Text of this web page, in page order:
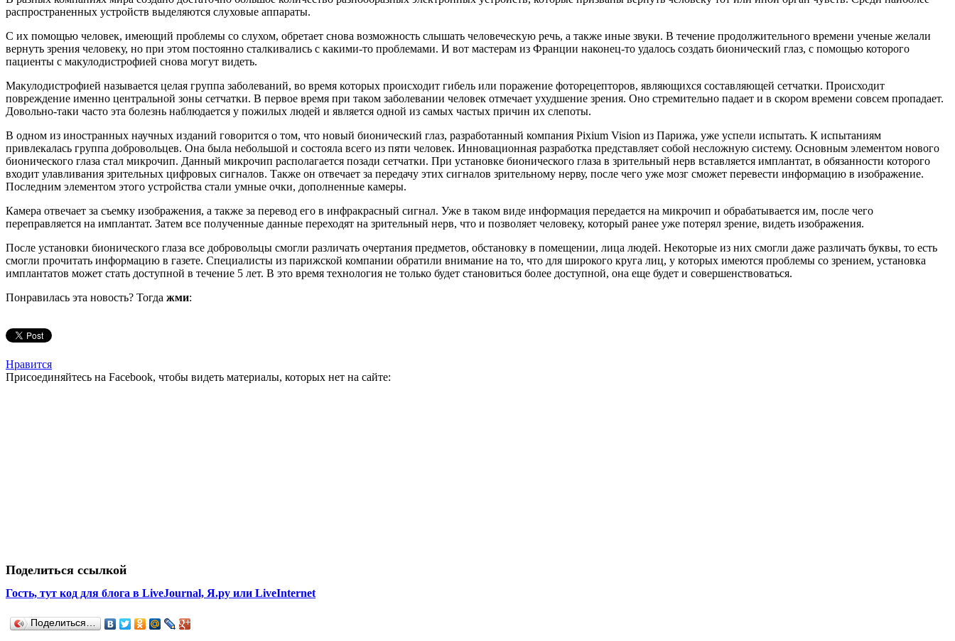
распространенных устройств выделяются слуховые аппараты.
С их помощью человек, имеющий проблемы со слухом, обретает снова возможность слышать человеческую речь, а также иные звуки. В течение продолжительного времени ученые желали
вернуть зрения человеку, но при этом постоянно сталкивались с какими-то проблемами. И вот мастерам из Франции наконец-то удалось создать бионический глаз, с помощью которого
пациенты с макулодистрофией снова могут видеть.
Макулодистрофией называется целая группа заболеваний, во время которых происходит гибель или поражение фоторецепторов, являющихся составляющей сетчатки. Происходит
повреждение именно центральной зоны сетчатки. В первое время при таком заболевании человек отмечает ухудшение зрения. Оно стремительно падает и в скором времени совсем пропадает.
Довольно-таки часто эта болезнь наблюдается у пожилых людей и является одной из самых частых причин их слепоты.
В одном из иностранных научных изданий говорится о том, что новый бионический глаз, разработанный компания Pixium Vision из Парижа, уже успели испытать. К испытаниям
привлекалась группа добровольцев. Она была небольшой и состояла всего из пяти человек. Инновационная разработка представляет собой несложную систему. Основным элементом нового
бионического глаза стал микрочип. Данный микрочип располагается позади сетчатки. При установке бионического глаза в зрительный нерв вставляется имплантат, в обязанности которого
входит улавливания зрительных цифровых сигналов. Также он отвечает за передачу этих сигналов зрительному нерву, после чего уже мозг сможет перевести информацию в изображение.
Последним элементом этого устройства стали умные очки, дополненные камеры.
Камера отвечает за съемку изображения, а также за перевод его в инфракрасный сигнал. Уже в таком виде информация передается на микрочип и обрабатывается им, после чего
переправляется на имплантат. Затем все полученные данные переходят на зрительный нерв, что и позволяет человеку, который ранее уже потерял зрение, видеть изображения.
После установки бионического глаза все добровольцы смогли различать очертания предметов, обстановку в помещении, лица людей. Некоторые из них смогли даже различать буквы, то есть
смогли прочитать информацию в газете. Специалисты из парижской компании обратили внимание на то, что для широкого круга лиц, у которых имеются проблемы со зрением, установка
имплантатов может стать доступной в течение 5 лет. В это время технология не только будет становиться более доступной, она еще будет и совершенствоваться.
Понравилась эта новость? Тогда жми:
Нравится
Присоединяйтесь на Facebook, чтобы видеть материалы, которых нет на сайте:
Поделиться ссылкой
Гость, тут код для блога в LiveJournal, Я.ру или LiveInternet
Поделиться…